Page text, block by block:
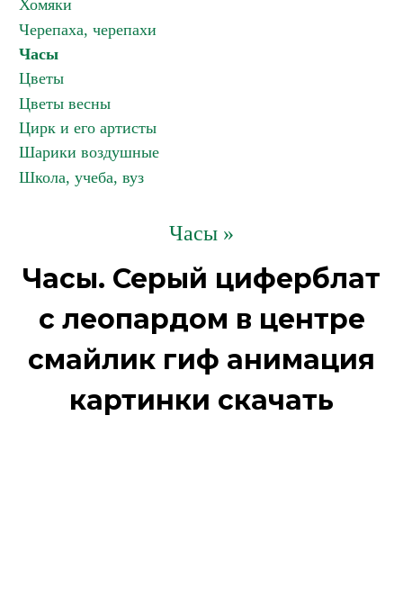
Хомяки
Черепаха, черепахи
Часы
Цветы
Цветы весны
Цирк и его артисты
Шарики воздушные
Школа, учеба, вуз
Часы »
Часы. Серый циферблат
с леопардом в центре
смайлик гиф анимация
картинки скачать